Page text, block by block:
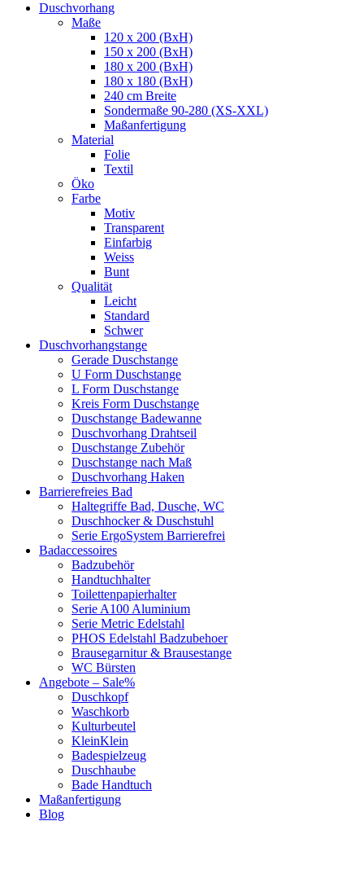
Duschvorhang
Maße
120 x 200 (BxH)
150 x 200 (BxH)
180 x 200 (BxH)
180 x 180 (BxH)
240 cm Breite
Sondermaße 90-280 (XS-XXL)
Maßanfertigung
Material
Folie
Textil
Öko
Farbe
Motiv
Transparent
Einfarbig
Weiss
Bunt
Qualität
Leicht
Standard
Schwer
Duschvorhangstange
Gerade Duschstange
U Form Duschstange
L Form Duschstange
Kreis Form Duschstange
Duschstange Badewanne
Duschvorhang Drahtseil
Duschstange Zubehör
Duschstange nach Maß
Duschvorhang Haken
Barrierefreies Bad
Haltegriffe Bad, Dusche, WC
Duschhocker & Duschstuhl
Serie ErgoSystem Barrierefrei
Badaccessoires
Badzubehör
Handtuchhalter
Toilettenpapierhalter
Serie A100 Aluminium
Serie Metric Edelstahl
PHOS Edelstahl Badzubehoer
Brausegarnitur & Brausestange
WC Bürsten
Angebote – Sale%
Duschkopf
Waschkorb
Kulturbeutel
KleinKlein
Badespielzeug
Duschhaube
Bade Handtuch
Maßanfertigung
Blog